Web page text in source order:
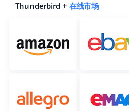
Thunderbird + 在线市场